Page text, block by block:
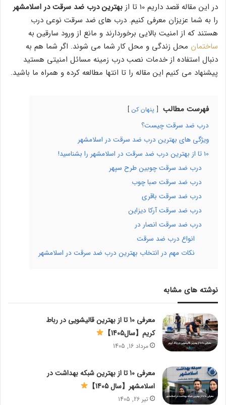
در این مقاله قصد داریم 10 تا از
بهترین درب ضد سرقت در اسلامشهر
را به شما عزیزان معرفی کنیم. درب های ضد سرقت نوعی درب
هستند که از امنیت بالایی برخوردارند و مانع از ورود سارقین به
ساختمان محل زندگی و محل کار شما می شوند. اگر شما هم به
دنبال استفاده از خدمات نصب درب زمینه مسائل امنیتی هستید
پیشنهاد می کنیم این مقاله را تا انتها مطالعه کرده و همراه ما باشید.
فهرست مطالب پنهان کن
درب ضد سرقت چیست؟
ویژگی های بهترین درب ضد سرقت در اسلامشهر
10 تا از بهترین درب ضد سرقت در اسلامشهر را بشناسید!
درب ضد سرقت چوبین طرح سپهر
درب ضد سرقت صبا چوب
درب ضد سرقت باقری
درب ضد سرقت آرکا دیزاین
درب ضد سرقت انصار در
انواع درب ضد سرقت
نکات مهم در انتخاب بهترین درب ضد سرقت در اسلامشهر
نوشته های مشابه
معرفی 10 تا از بهترین قالیشویی در رباط
کریم【سال1405】
مرداد 16, 1405
معرفی 10 تا از بهترین شبکه بهداشت در
اسلامشهر【سال 1405】
تیر 26, 1405